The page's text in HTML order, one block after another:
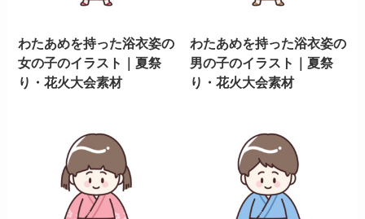
わたあめを持った浴衣姿の
女の子のイラスト｜夏祭
り・花火大会素材
わたあめを持った浴衣姿の
男の子のイラスト｜夏祭
り・花火大会素材